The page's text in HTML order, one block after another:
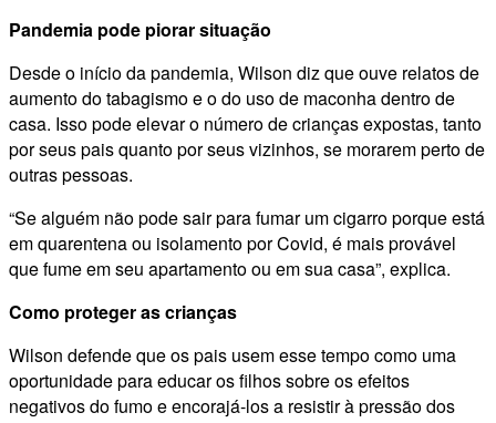
Pandemia pode piorar situação
Desde o início da pandemia, Wilson diz que ouve relatos de
aumento do tabagismo e o do uso de maconha dentro de
casa. Isso pode elevar o número de crianças expostas, tanto
por seus pais quanto por seus vizinhos, se morarem perto de
outras pessoas.
“Se alguém não pode sair para fumar um cigarro porque está
em quarentena ou isolamento por Covid, é mais provável
que fume em seu apartamento ou em sua casa”, explica.
Como proteger as crianças
Wilson defende que os pais usem esse tempo como uma
oportunidade para educar os filhos sobre os efeitos
negativos do fumo e encorajá-los a resistir à pressão dos